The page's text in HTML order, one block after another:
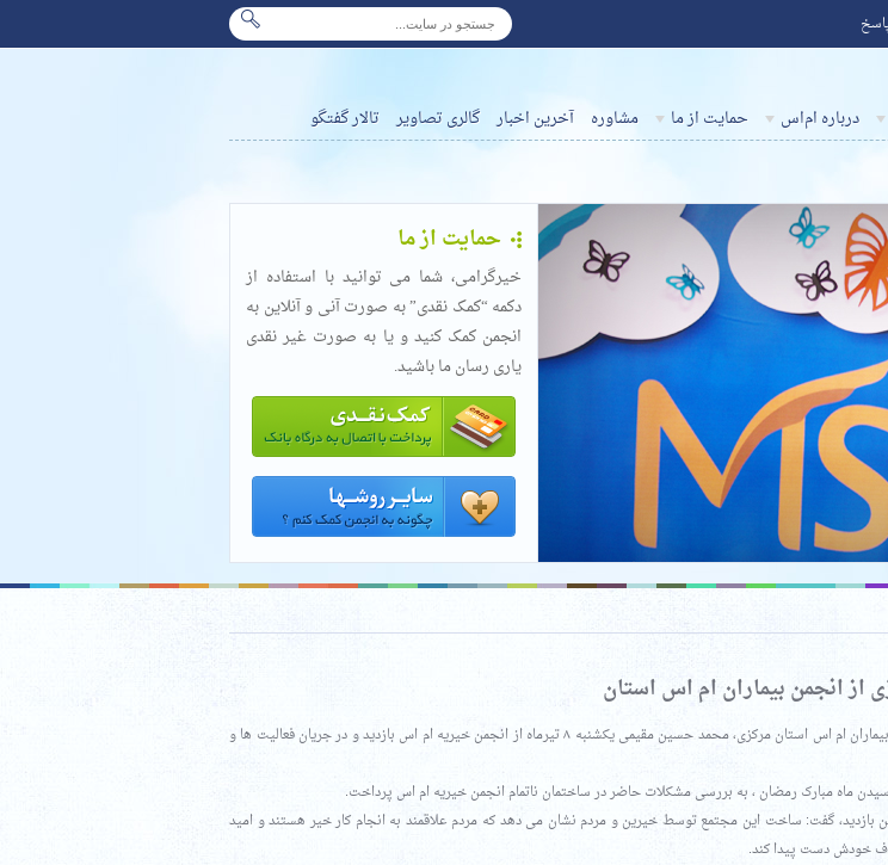
درباره ام‌اس حمایت از ما مشاوره آخرین اخبار گالری تصاویر تالار گفتگو
حمایت از ما
خیرگرامی، شما می توانید با استفاده از
دکمه “کمک نقدی” به صورت آنی و آنلاین به
انجمن کمک کنید و یا به صورت غیر نقدی
یاری رسان ما باشید.
از انجمن بیماران ام اس استان
به گزارش روابط عمومی انجمن بیماران ام اس استان مرکزی، محمد حسین مقیمی یکشنبه ۸ تیرماه از انجمن خیریه ام اس بازدید و در جریان فعالیت ها و
ماه مبارک رمضان ، به بررسی مشکلات حاضر در ساختمان ناتمام انجمن خیریه ام اس پرداخت.
گفت: ساخت این مجتمع توسط خیرین و مردم نشان می دهد که مردم علاقمند به انجام کار خیر هستند و امید
خودش دست پیدا کند.